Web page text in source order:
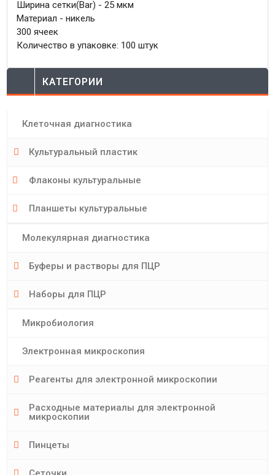
Ширина сетки(Bar) - 25 мкм
Материал - никель
300 ячеек
Количество в упаковке: 100 штук
КАТЕГОРИИ
Клеточная диагностика
Культуральный пластик
Флаконы культуральные
Планшеты культуральные
Молекулярная диагностика
Буферы и растворы для ПЦР
Наборы для ПЦР
Микробиология
Электронная микроскопия
Реагенты для электронной микроскопии
Расходные материалы для электронной
микроскопии
Пинцеты